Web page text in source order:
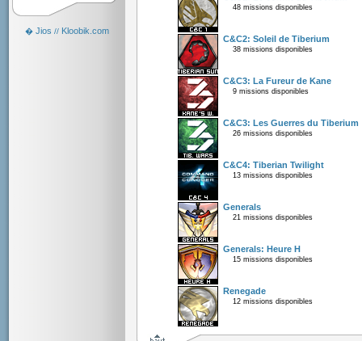
� Jios // Kloobik.com
48 missions disponibles
C&C2: Soleil de Tiberium
38 missions disponibles
C&C3: La Fureur de Kane
9 missions disponibles
C&C3: Les Guerres du Tiberium
26 missions disponibles
C&C4: Tiberian Twilight
13 missions disponibles
Generals
21 missions disponibles
Generals: Heure H
15 missions disponibles
Renegade
12 missions disponibles